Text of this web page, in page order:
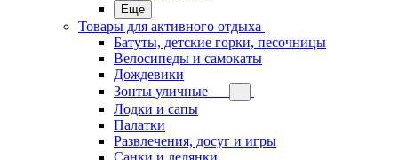
Еще
Товары для активного отдыха
Батуты, детские горки, песочницы
Велосипеды и самокаты
Дождевики
Зонты уличные
Лодки и сапы
Палатки
Развлечения, досуг и игры
Санки и ледянки